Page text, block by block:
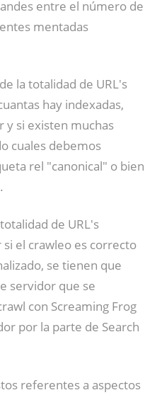
entre el número de
mentadas
la totalidad de URL's
hay indexadas,
y si existen muchas
cuales debemos
rel "canonical" o bien
de URL's
el crawleo es correcto
se tienen que
servidor que se
con Screaming Frog
por la parte de Search
referentes a aspectos